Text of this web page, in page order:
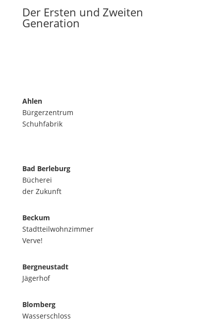
Der Ersten und Zweiten
Generation
Ahlen
Bürgerzentrum
Schuhfabrik
Bad Berleburg
Bücherei
der Zukunft
Beckum
Stadtteilwohnzimmer
Verve!
Bergneustadt
Jägerhof
Blomberg
Wasserschloss